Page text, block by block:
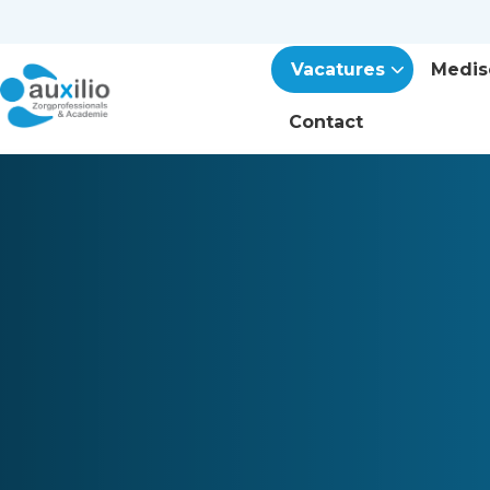
Vacatures
Contact